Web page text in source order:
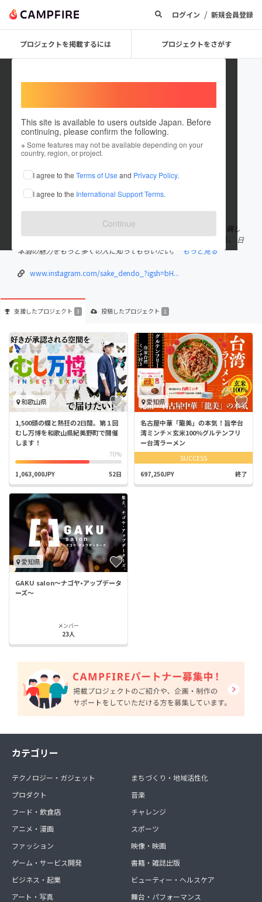
ログイン / 新規会員登録
プロジェクトを掲載するには プロジェクトをさがす
This site is available to users outside Japan. Before
continuing, please confirm the following.
※ Some features may not be available depending on your
country, region, or project.
I agree to the Terms of Use and Privacy Policy.
I agree to the International Support Terms.
Continue
内田智也
これまでに3回支援して1件のプロジェクトを投稿しています
在住国：日本 現在地：愛知県
出身国：日本 出身地：愛知県
中京大学経営学部4年 日本酒バーでのアルバイトを通して日本酒に親し
み、「米」「水」「技術」による際限ない日本酒の魅力に惹かれる。 日
本酒の魅力をもっと多くの人に知ってもらいたい。
もっと見る
www.instagram.com/sake_dendo_?igsh=bH...
支援したプロジェクト 3 投稿したプロジェクト 1
和歌山県
1,500頭の蝶と熱狂の2日間。第１回
むし万博を和歌山県紀美野町で開催
します！
70%
1,063,000JPY 52日
愛知県
名古屋中華「龍美」の本気！旨辛台
湾ミンチ×玄米100％グルテンフリ
ー台湾ラーメン
SUCCESS
697,250JPY 終了
愛知県
GAKU salon〜ナゴヤ•アップデータ
ーズ〜
メンバー
23人
カテゴリー
テクノロジー・ガジェット
プロダクト
フード・飲食店
アニメ・漫画
ファッション
ゲーム・サービス開発
ビジネス・起業
アート・写真
まちづくり・地域活性化
音楽
チャレンジ
スポーツ
映像・映画
書籍・雑誌出版
ビューティー・ヘルスケア
舞台・パフォーマンス